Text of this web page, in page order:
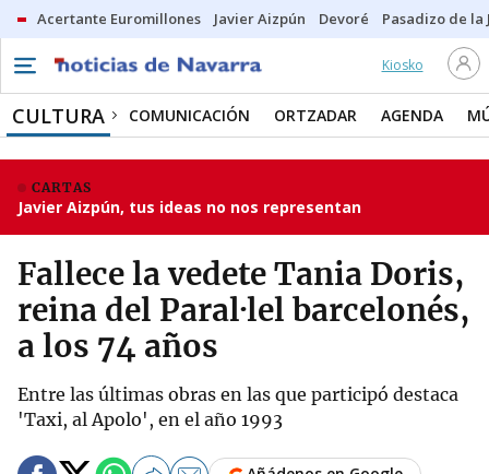
Acertante Euromillones Javier Aizpún Devoré Pasadizo de la
Kiosko
CULTURA COMUNICACIÓN ORTZADAR AGENDA
CARTAS
Javier Aizpún, tus ideas no nos representan
Fallece la vedete Tania Doris,
reina del Paral·lel barcelonés,
a los 74 años
Entre las últimas obras en las que participó destaca
'Taxi, al Apolo', en el año 1993